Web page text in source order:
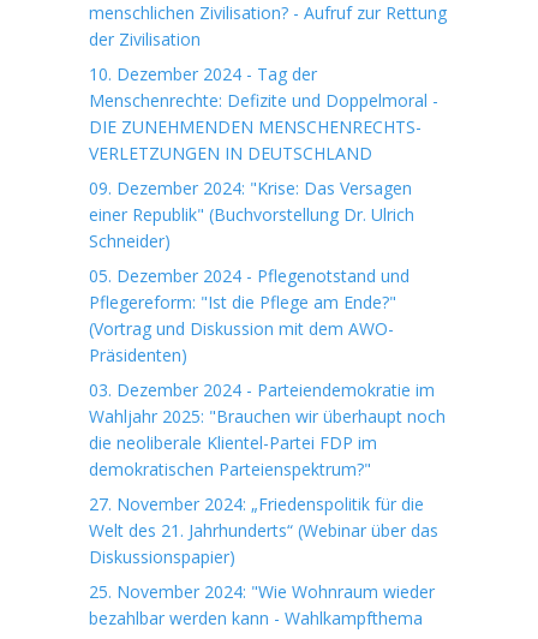
menschlichen Zivilisation? - Aufruf zur Rettung
der Zivilisation
10. Dezember 2024 - Tag der
Menschenrechte: Defizite und Doppelmoral -
DIE ZUNEHMENDEN MENSCHENRECHTS-
VERLETZUNGEN IN DEUTSCHLAND
09. Dezember 2024: "Krise: Das Versagen
einer Republik" (Buchvorstellung Dr. Ulrich
Schneider)
05. Dezember 2024 - Pflegenotstand und
Pflegereform: "Ist die Pflege am Ende?"
(Vortrag und Diskussion mit dem AWO-
Präsidenten)
03. Dezember 2024 - Parteiendemokratie im
Wahljahr 2025: "Brauchen wir überhaupt noch
die neoliberale Klientel-Partei FDP im
demokratischen Parteienspektrum?"
27. November 2024: „Friedenspolitik für die
Welt des 21. Jahrhunderts“ (Webinar über das
Diskussionspapier)
25. November 2024: "Wie Wohnraum wieder
bezahlbar werden kann - Wahlkampfthema